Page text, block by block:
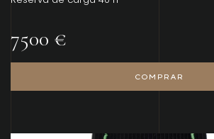
7500 €
COMPRAR